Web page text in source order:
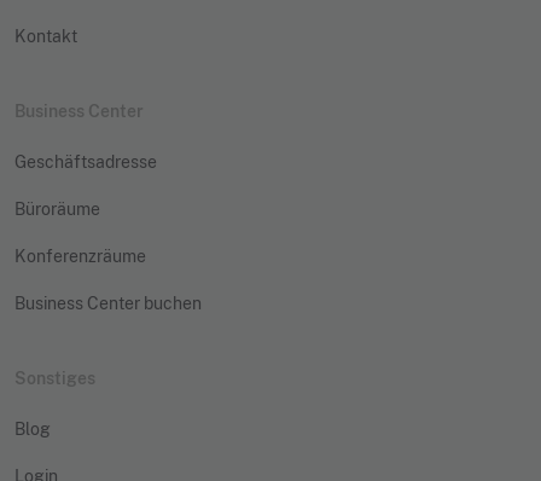
Kontakt
Business Center
Geschäftsadresse
Büroräume
Konferenzräume
Business Center buchen
Sonstiges
Blog
Login